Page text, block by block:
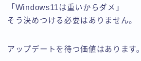
「Windows11は重いからダメ」
そう決めつける必要はありません。
アップデートを待つ価値はあります。